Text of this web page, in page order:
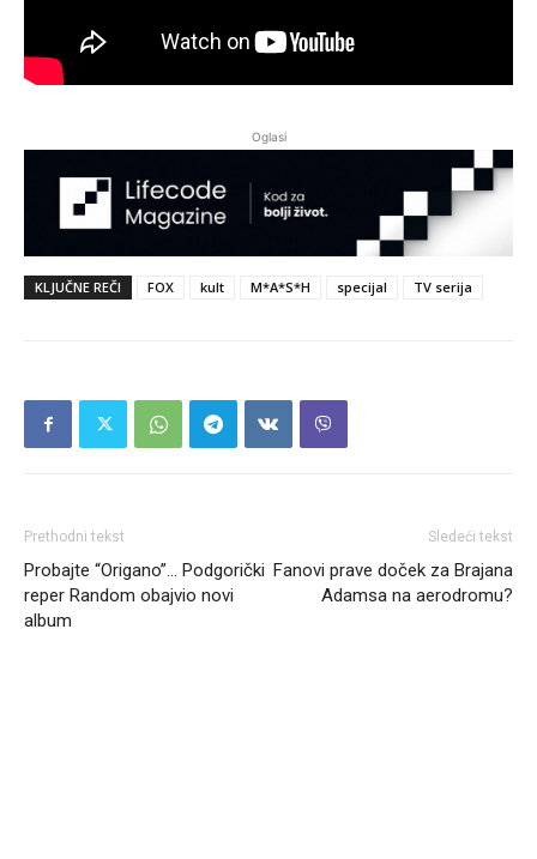
Oglasi
KLJUČNE REČI FOX kult M*A*S*H specijal TV serija
Prethodni tekst
Probajte “Origano”… Podgorički
reper Random obajvio novi
album
Sledeći tekst
Fanovi prave doček za Brajana
Adamsa na aerodromu?